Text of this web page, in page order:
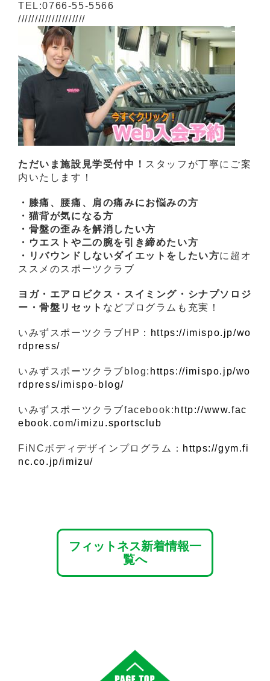
TEL:0766-55-5566
////////////////////
ただいま施設見学受付中！ スタッフが丁寧にご案
内いたします！
・膝痛、腰痛、肩の痛みにお悩みの方
・猫背が気になる方
・骨盤の歪みを解消したい方
・ウエストや二の腕を引き締めたい方
・リバウンドしないダイエットをしたい方に超オ
ススメのスポーツクラブ
ヨガ・エアロビクス・スイミング・シナプソロジ
ー・骨盤リセット などプログラムも充実！
いみずスポーツクラブHP：
https://imispo.jp/wo
rdpress/
いみずスポーツクラブblog: https://imispo.jp/wo
rdpress/imispo-blog/
いみずスポーツクラブfacebook: http://www.fac
ebook.com/imizu.sportsclub
FiNCボディデザインプログラム： https://gym.fi
nc.co.jp/imizu/
フィットネス新着情報一
覧へ